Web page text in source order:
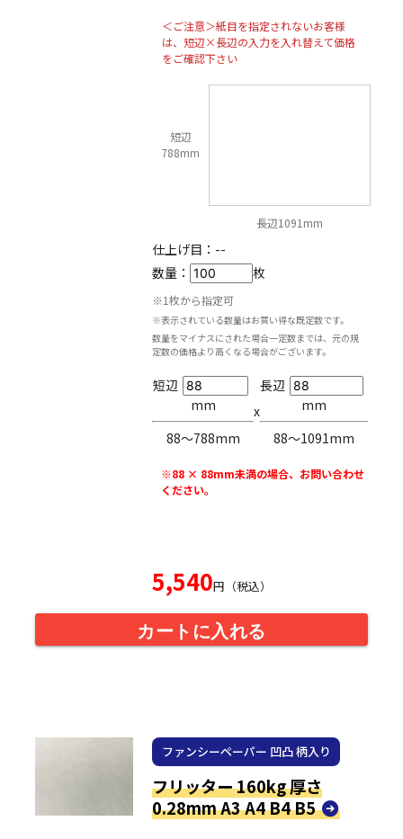
＜ご注意＞紙目を指定されないお客様
は、短辺×長辺の入力を入れ替えて価格
をご確認下さい
短辺
788mm
長辺1091mm
仕上げ目： --
数量：
枚
※1枚から指定可
※表示されている数量はお買い得な既定数です。
数量をマイナスにされた場合一定数までは、元の規
定数の価格より高くなる場合がございます。
短辺
mm
88〜788mm
x
長辺
mm
88〜1091mm
※88 × 88mm未満の場合、お問い合わせ
ください。
5,540円（税込）
カートに入れる
ファンシーペーパー 凹凸 柄入り
フリッター 160kg 厚さ
0.28mm A3 A4 B4 B5